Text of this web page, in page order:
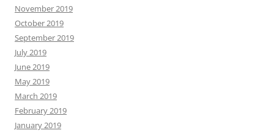
November 2019
October 2019
September 2019
July 2019
June 2019
May 2019
March 2019
February 2019
January 2019